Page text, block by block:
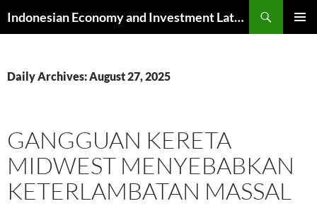
to
Indonesian Economy and Investment Latest News
Daily Archives: August 27, 2025
GANGGUAN KERETA
MIDWEST MENYEBABKAN
KETERLAMBATAN MASSAL